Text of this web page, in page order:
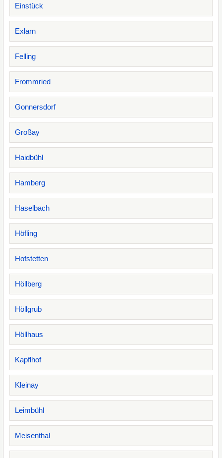
Einstück
Exlarn
Felling
Frommried
Gonnersdorf
Großay
Haidbühl
Hamberg
Haselbach
Höfling
Hofstetten
Höllberg
Höllgrub
Höllhaus
Kapflhof
Kleinay
Leimbühl
Meisenthal